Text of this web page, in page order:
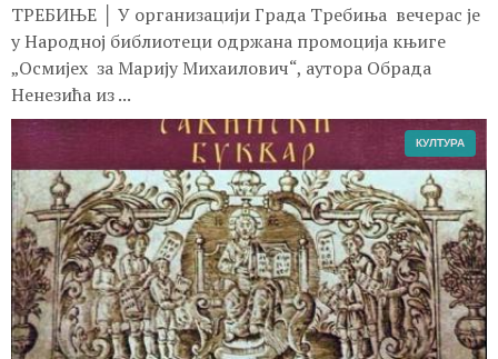
ТРЕБИЊЕ │ У организацији Града Требиња вечерас је
у Народној библиотеци одржана промоција књиге
„Осмијех за Марију Михаилович“, аутора Обрада
Ненезића из ...
КУЛТУРА